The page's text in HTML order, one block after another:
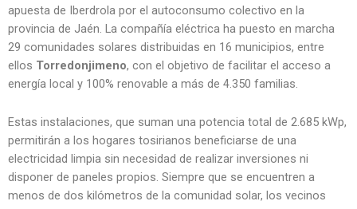
apuesta de Iberdrola por el autoconsumo colectivo en la
provincia de Jaén. La compañía eléctrica ha puesto en marcha
29 comunidades solares distribuidas en 16 municipios, entre
ellos Torredonjimeno, con el objetivo de facilitar el acceso a
energía local y 100% renovable a más de 4.350 familias.
Estas instalaciones, que suman una potencia total de 2.685 kWp,
permitirán a los hogares tosirianos beneficiarse de una
electricidad limpia sin necesidad de realizar inversiones ni
disponer de paneles propios. Siempre que se encuentren a
menos de dos kilómetros de la comunidad solar, los vecinos